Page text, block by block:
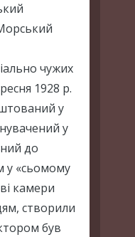
чужих
1928 р.
у
у
до
у «сьомому
камери
створили
був